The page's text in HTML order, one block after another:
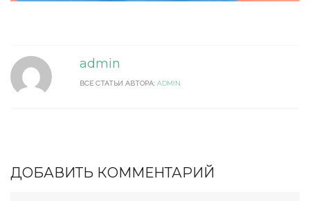
admin
ВСЕ СТАТЬИ АВТОРА: ADMIN
ДОБАВИТЬ КОММЕНТАРИЙ